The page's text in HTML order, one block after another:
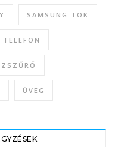
SAMSUNG TOK
TELEFON
ÜVEG